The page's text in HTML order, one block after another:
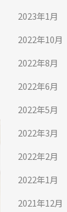
2023年1月
2022年10月
2022年8月
2022年6月
2022年5月
2022年3月
2022年2月
2022年1月
2021年12月